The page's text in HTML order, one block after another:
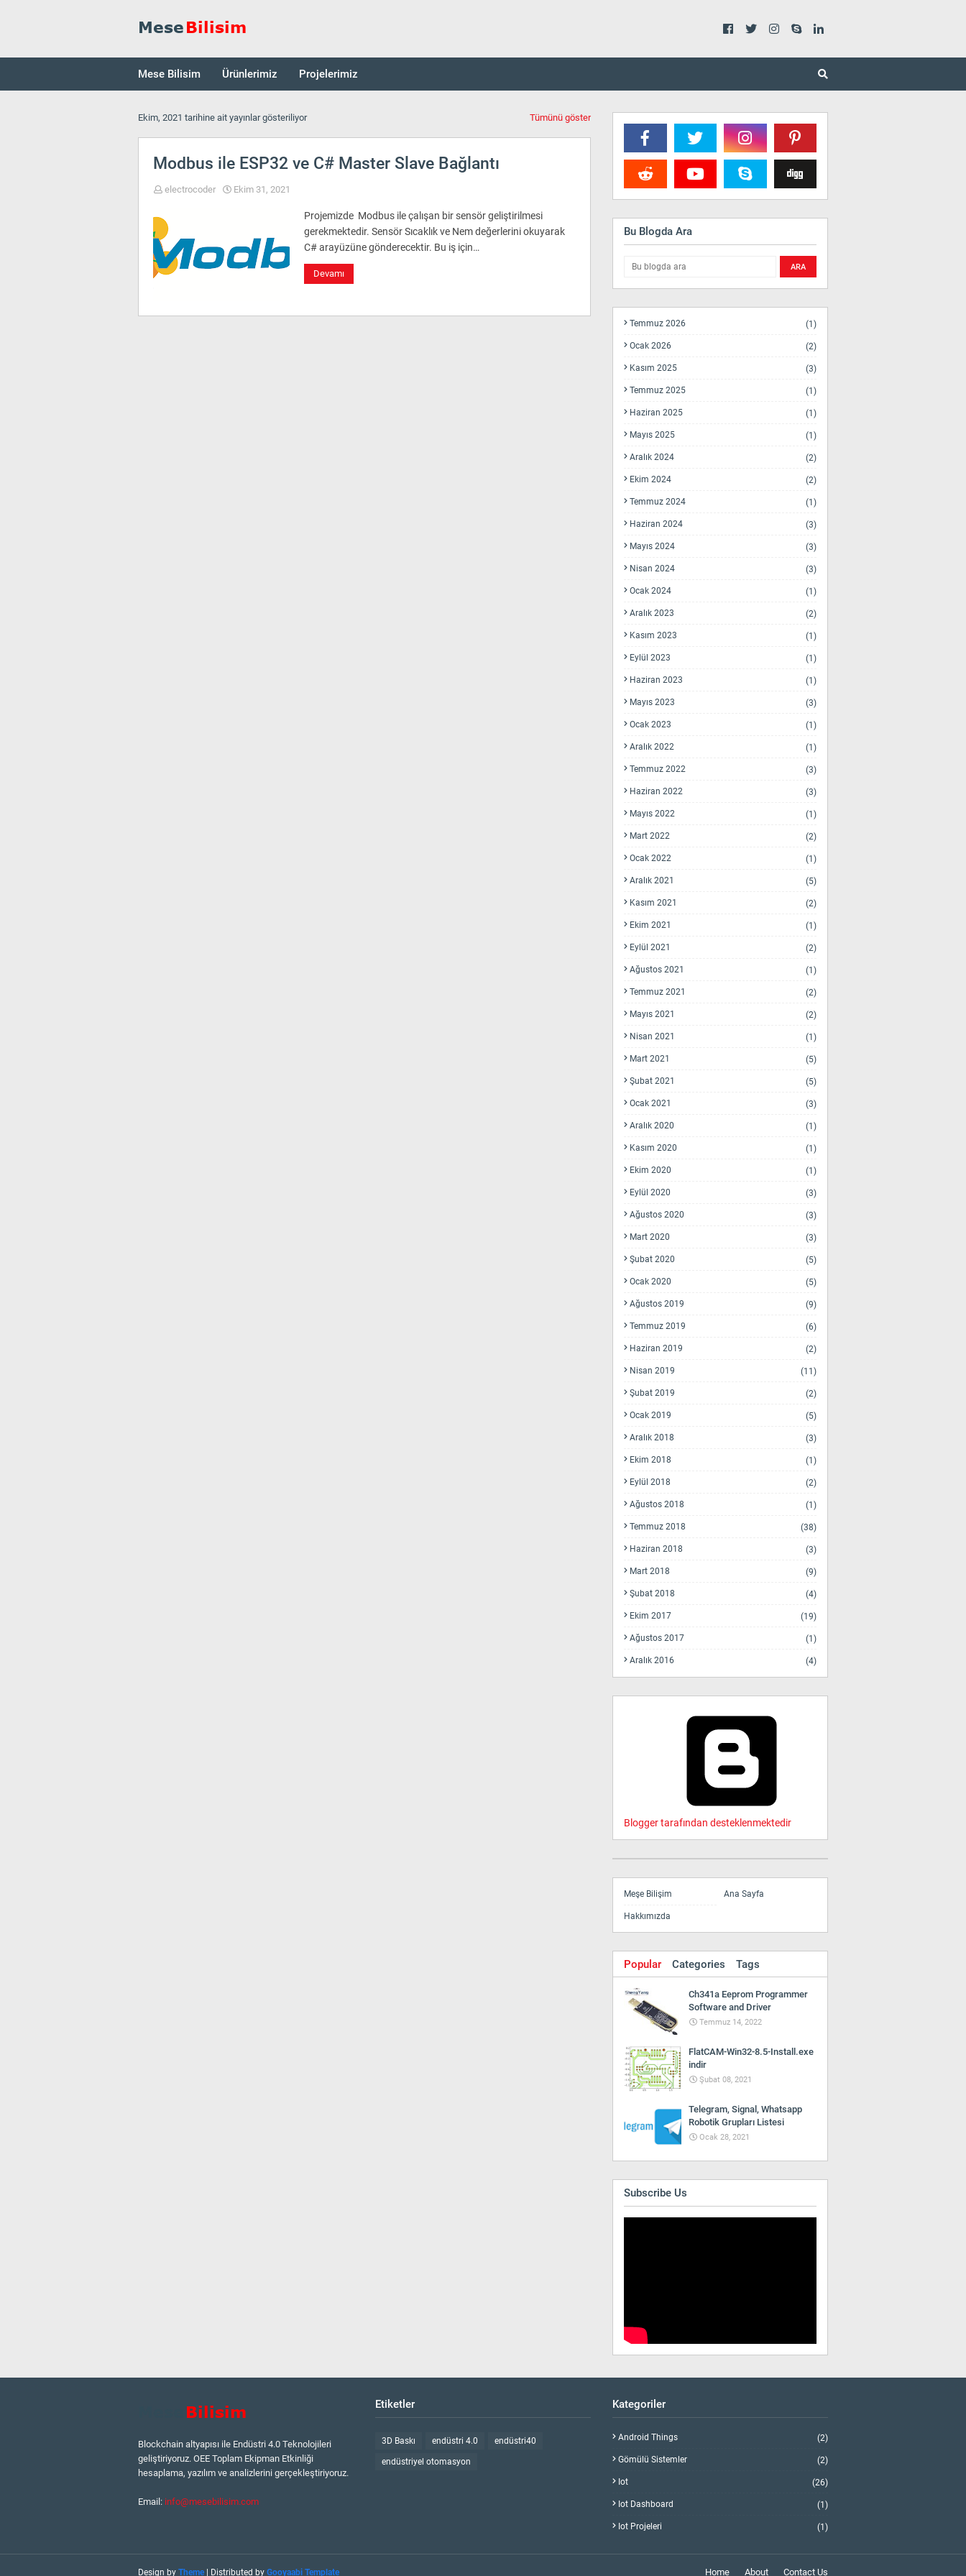
Mese Bilisim Ürünlerimiz Projelerimiz
Ekim, 2021 tarihine ait yayınlar gösteriliyor Tümünü göster
Modbus ile ESP32 ve C# Master Slave Bağlantı
electrocoder Ekim 31, 2021
Projemizde Modbus ile çalışan bir sensör geliştirilmesi
gerekmektedir. Sensör Sıcaklık ve Nem değerlerini okuyarak
C# arayüzüne gönderecektir. Bu iş için…
Devamı
Bu Blogda Ara
Temmuz 2026 (1)
Ocak 2026 (2)
Kasım 2025 (3)
Temmuz 2025 (1)
Haziran 2025 (1)
Mayıs 2025 (1)
Aralık 2024 (2)
Ekim 2024 (2)
Temmuz 2024 (1)
Haziran 2024 (3)
Mayıs 2024 (3)
Nisan 2024 (3)
Ocak 2024 (1)
Aralık 2023 (2)
Kasım 2023 (1)
Eylül 2023 (1)
Haziran 2023 (1)
Mayıs 2023 (3)
Ocak 2023 (1)
Aralık 2022 (1)
Temmuz 2022 (3)
Haziran 2022 (3)
Mayıs 2022 (1)
Mart 2022 (2)
Ocak 2022 (1)
Aralık 2021 (5)
Kasım 2021 (2)
Ekim 2021 (1)
Eylül 2021 (2)
Ağustos 2021 (1)
Temmuz 2021 (2)
Mayıs 2021 (2)
Nisan 2021 (1)
Mart 2021 (5)
Şubat 2021 (5)
Ocak 2021 (3)
Aralık 2020 (1)
Kasım 2020 (1)
Ekim 2020 (1)
Eylül 2020 (3)
Ağustos 2020 (3)
Mart 2020 (3)
Şubat 2020 (5)
Ocak 2020 (5)
Ağustos 2019 (9)
Temmuz 2019 (6)
Haziran 2019 (2)
Nisan 2019 (11)
Şubat 2019 (2)
Ocak 2019 (5)
Aralık 2018 (3)
Ekim 2018 (1)
Eylül 2018 (2)
Ağustos 2018 (1)
Temmuz 2018 (38)
Haziran 2018 (3)
Mart 2018 (9)
Şubat 2018 (4)
Ekim 2017 (19)
Ağustos 2017 (1)
Aralık 2016 (4)
Blogger tarafından desteklenmektedir
Meşe Bilişim Ana Sayfa
Hakkımızda
Popular Categories Tags
Ch341a Eeprom Programmer
Software and Driver
Temmuz 14, 2022
FlatCAM-Win32-8.5-Install.exe
indir
Şubat 08, 2021
Telegram, Signal, Whatsapp
Robotik Grupları Listesi
Ocak 28, 2021
Subscribe Us
Blockchain altyapısı ile Endüstri 4.0 Teknolojileri
geliştiriyoruz. OEE Toplam Ekipman Etkinliği
hesaplama, yazılım ve analizlerini gerçekleştiriyoruz.
Email: info@mesebilisim.com
Etiketler
3D Baskı endüstri 4.0 endüstri40
endüstriyel otomasyon
Kategoriler
Android Things (2)
Gömülü Sistemler (2)
Iot (26)
Iot Dashboard (1)
Iot Projeleri (1)
Home About Contact Us
Design by Theme| Distributed by Gooyaabi Template